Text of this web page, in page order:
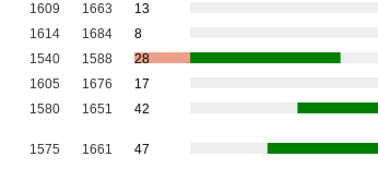
1609 1663
13
1614 1684
8
1540 1588
28
1605 1676
17
1580 1651 42
1575 1661 47